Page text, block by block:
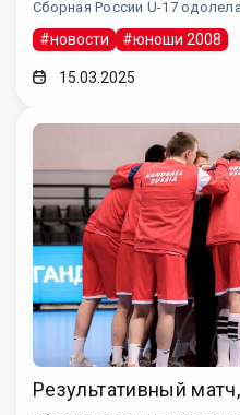
Сборная России U-17
#новости #юноши 2008
15.03.2025
Результативный